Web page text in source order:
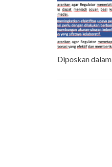
Diposkan dalam